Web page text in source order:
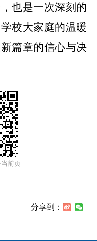
也是一次深刻的
校大家庭的温暖
篇章的信心与决
前页
分享到：